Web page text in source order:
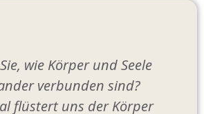
wie Körper und Seele
verbunden sind?
flüstert uns der Körper